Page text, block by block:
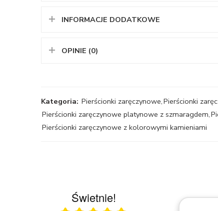
INFORMACJE DODATKOWE
OPINIE (0)
Kategoria: Pierścionki zaręczynowe,Pierścionki
Pierścionki zaręczynowe platynowe z szmaragdem,
Pierścionki zaręczynowe z kolorowymi kamieniami
Świetnie!